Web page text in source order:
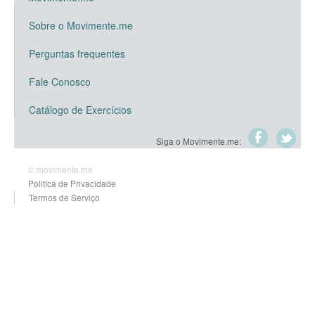
Sobre o Movimente.me
Perguntas frequentes
Fale Conosco
Catálogo de Exercícios
Siga o Movimente.me:
© movimente.me
Politica de Privacidade
Termos de Serviço